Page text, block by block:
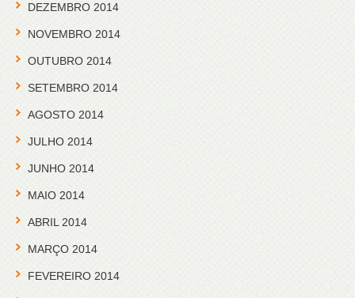
DEZEMBRO 2014
NOVEMBRO 2014
OUTUBRO 2014
SETEMBRO 2014
AGOSTO 2014
JULHO 2014
JUNHO 2014
MAIO 2014
ABRIL 2014
MARÇO 2014
FEVEREIRO 2014